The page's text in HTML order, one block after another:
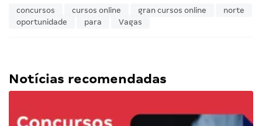
concursos cursos online gran cursos online
norte
oportunidade
para Vagas
Notícias recomendadas